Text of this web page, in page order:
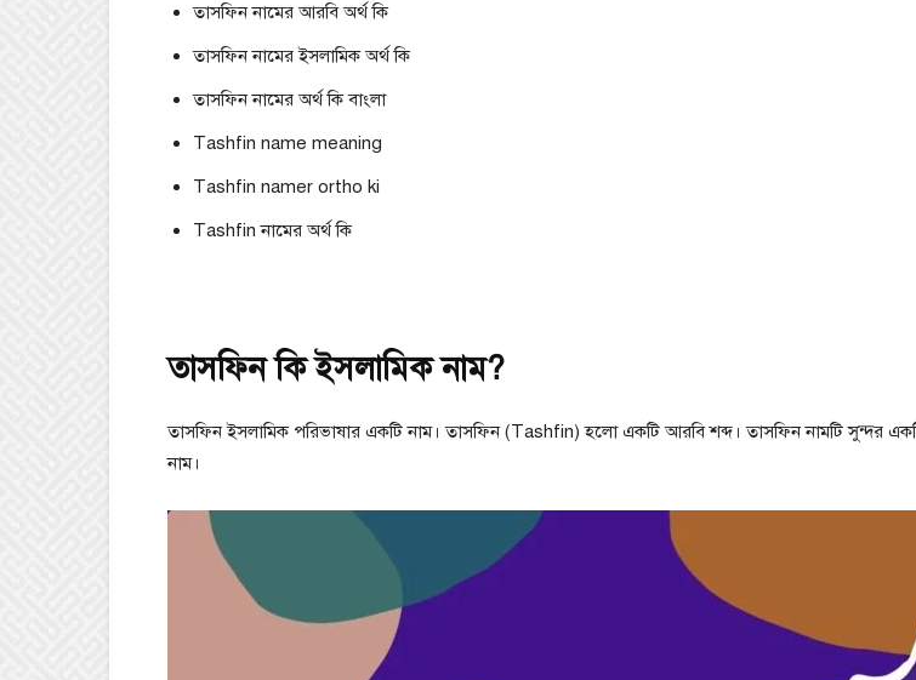
তাসফিন নামের আরবি অর্থ কি
তাসফিন নামের ইসলামিক অর্থ কি
তাসফিন নামের অর্থ কি বাংলা
Tashfin name meaning
Tashfin namer ortho ki
Tashfin নামের অর্থ কি
তাসফিন কি ইসলামিক নাম?
তাসফিন ইসলামিক পরিভাষার একটি নাম। তাসফিন (Tashfin) হলো একটি আরবি শব্দ। তাসফিন নামটি সুন্দর
নাম।